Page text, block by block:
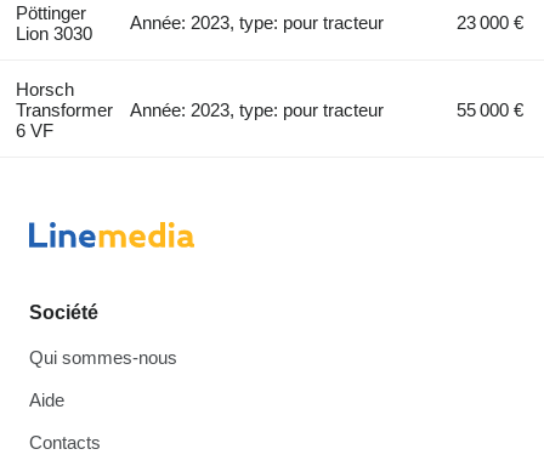
Pöttinger
Lion 3030
Année: 2023, type: pour tracteur 23 000 €
Horsch
Transformer
6 VF
Année: 2023, type: pour tracteur 55 000 €
Société
Qui sommes-nous
Aide
Contacts